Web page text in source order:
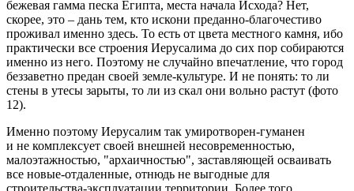
бежевая гамма песка Египта, места начала Исхода? Нет,
скорее, это – дань тем, кто искони преданно-благочестиво
проживал именно здесь. То есть от цвета местного камня, ибо
практически все строения Иерусалима до сих пор собираются
именно из него. Поэтому не случайно впечатление, что город
беззаветно предан своей земле-культуре. И не понять: то ли
стены в утесы зарыты, то ли из скал они вольно растут (фото
12).
Именно поэтому Иерусалим так умиротворен-гуманен
и не комплексует своей внешней несовременностью,
малоэтажностью, "архаичностью", заставляющей осваивать
все новые-отдаленные, отнюдь не выгодные для
строительства-эксплуатации территории. Более того,